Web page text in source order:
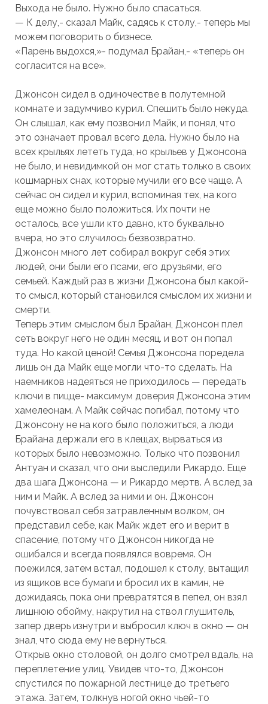
Выхода не было. Нужно было спасаться.
— К делу,- сказал Майк, садясь к столу,- теперь мы
можем поговорить о бизнесе.
«Парень выдохся,»- подумал Брайан,- «теперь он
согласится на все».
Джонсон сидел в одиночестве в полутемной
комнате и задумчиво курил. Спешить было некуда.
Он слышал, как ему позвонил Майк, и понял, что
это означает провал всего дела. Нужно было на
всех крыльях лететь туда, но крыльев у Джонсона
не было, и невидимкой он мог стать только в своих
кошмарных снах, которые мучили его все чаще. А
сейчас он сидел и курил, вспоминая тех, на кого
еще можно было положиться. Их почти не
осталось, все ушли кто давно, кто буквально
вчера, но это случилось безвозвратно.
Джонсон много лет собирал вокруг себя этих
людей, они были его псами, его друзьями, его
семьей. Каждый раз в жизни Джонсона был какой-
то смысл, который становился смыслом их жизни и
смерти.
Теперь этим смыслом был Брайан, Джонсон плел
сеть вокруг него не один месяц. и вот он попал
туда. Но какой ценой! Семья Джонсона поредела
лишь он да Майк еще могли что-то сделать. На
наемников надеяться не приходилось — передать
ключи в пицце- максимум доверия Джонсона этим
хамелеонам. А Майк сейчас погибал, потому что
Джонсону не на кого было положиться, а люди
Брайана держали его в клещах, вырваться из
которых было невозможно. Только что позвонил
Антуан и сказал, что они выследили Рикардо. Еще
два шага Джонсона — и Рикардо мертв. А вслед за
ним и Майк. А вслед за ними и он. Джонсон
почувствовал себя затравленным волком, он
представил себе, как Майк ждет его и верит в
спасение, потому что Джонсон никогда не
ошибался и всегда появлялся вовремя. Он
поежился, затем встал, подошел к столу, вытащил
из ящиков все бумаги и бросил их в камин, не
дожидаясь, пока они превратятся в пепел, он взял
лишнюю обойму, накрутил на ствол глушитель,
запер дверь изнутри и выбросил ключ в окно — он
знал, что сюда ему не вернуться.
Открыв окно столовой, он долго смотрел вдаль, на
переплетение улиц. Увидев что-то, Джонсон
спустился по пожарной лестнице до третьего
этажа. Затем, толкнув ногой окно чьей-то